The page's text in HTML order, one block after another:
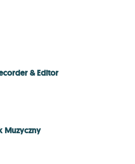
& Editor
Muzyczny